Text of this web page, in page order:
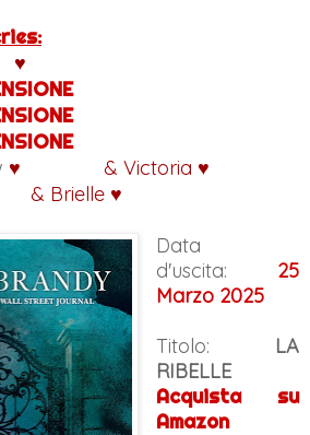
♥
♥
& Victoria ♥
& Brielle ♥
Data
d'uscita: 25
Marzo 2025
Titolo: LA
RIBELLE
Acquista su
Amazon